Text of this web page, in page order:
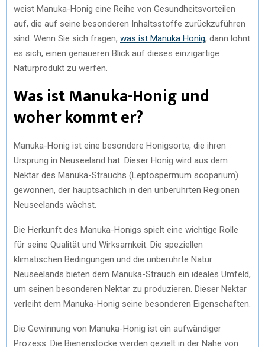
weist Manuka-Honig eine Reihe von Gesundheitsvorteilen
auf, die auf seine besonderen Inhaltsstoffe zurückzuführen
sind. Wenn Sie sich fragen, was ist Manuka Honig, dann lohnt
es sich, einen genaueren Blick auf dieses einzigartige
Naturprodukt zu werfen.
Was ist Manuka-Honig und
woher kommt er?
Manuka-Honig ist eine besondere Honigsorte, die ihren
Ursprung in Neuseeland hat. Dieser Honig wird aus dem
Nektar des Manuka-Strauchs (Leptospermum scoparium)
gewonnen, der hauptsächlich in den unberührten Regionen
Neuseelands wächst.
Die Herkunft des Manuka-Honigs spielt eine wichtige Rolle
für seine Qualität und Wirksamkeit. Die speziellen
klimatischen Bedingungen und die unberührte Natur
Neuseelands bieten dem Manuka-Strauch ein ideales Umfeld,
um seinen besonderen Nektar zu produzieren. Dieser Nektar
verleiht dem Manuka-Honig seine besonderen Eigenschaften.
Die Gewinnung von Manuka-Honig ist ein aufwändiger
Prozess. Die Bienenstöcke werden gezielt in der Nähe von